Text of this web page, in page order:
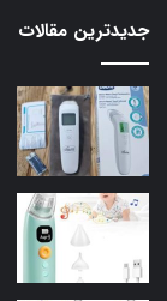
جدیدترین مقالات